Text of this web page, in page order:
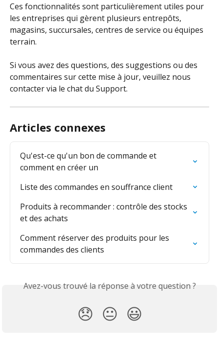
Ces fonctionnalités sont particulièrement utiles pour
les entreprises qui gèrent plusieurs entrepôts,
magasins, succursales, centres de service ou équipes
terrain.
Si vous avez des questions, des suggestions ou des
commentaires sur cette mise à jour, veuillez nous
contacter via le chat du Support.
Articles connexes
Qu'est-ce qu'un bon de commande et
comment en créer un
Liste des commandes en souffrance client
Produits à recommander : contrôle des stocks
et des achats
Comment réserver des produits pour les
commandes des clients
Avez-vous trouvé la réponse à votre question ?
😞 😐 😃